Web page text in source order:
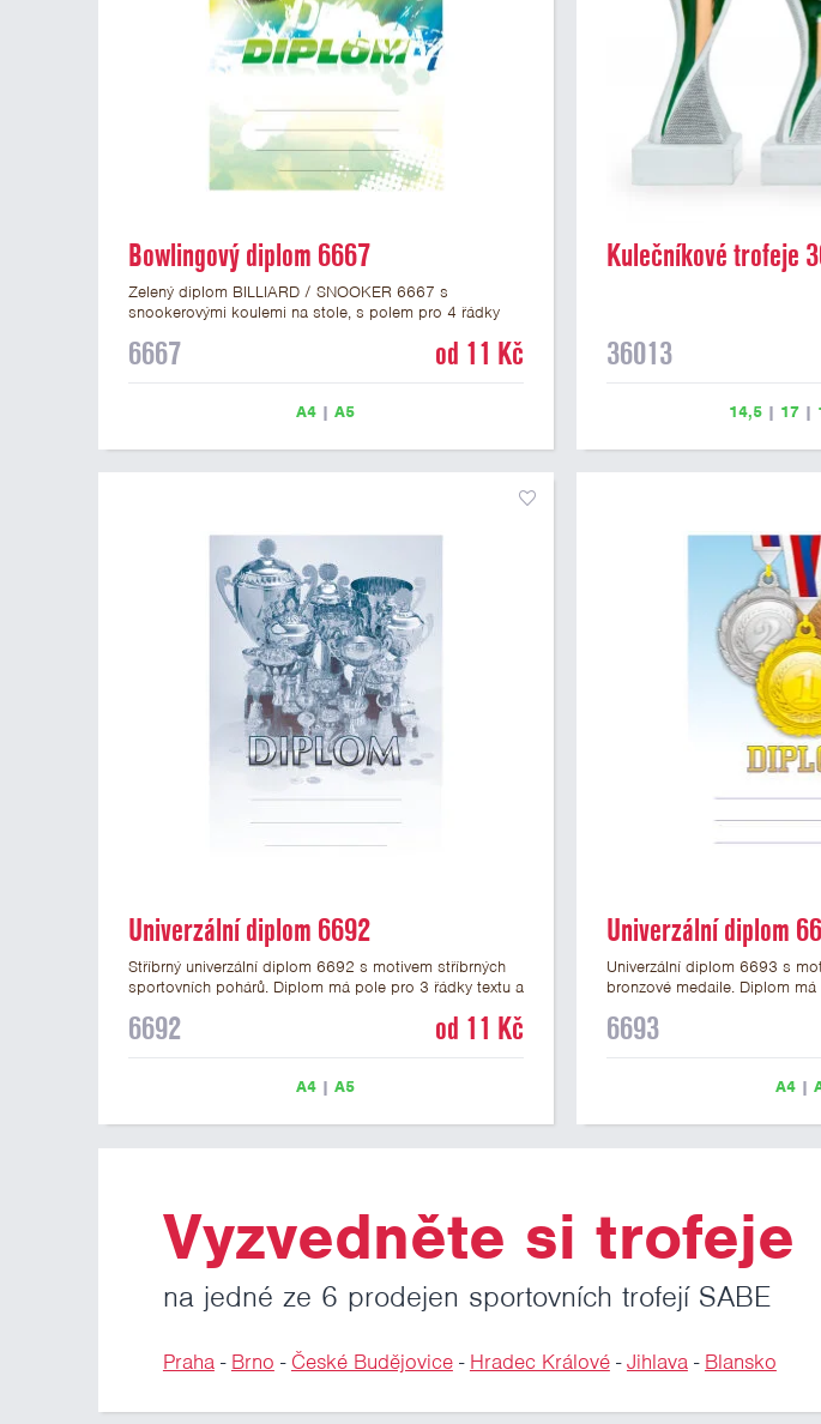
Bowlingový diplom 6667
Zelený diplom BILLIARD / SNOOKER 6667 s
snookerovými koulemi na stole, s polem pro 4 řádky
6667 máme ve formátu A4 a A5. Papírový diplom s
6667 od 11 Kč
A4 |A5
Kulečníkové trofeje
36013
14,5 | 17 |
Univerzální diplom 6692
Stříbrný univerzální diplom 6692 s motivem stříbrných
sportovních pohárů. Diplom má pole pro 3 řádky textu a
ve formátu A4 a A5. Tento univerzální diplom je vhodný
s univerzálním motivem pohárů má gramáž 250 g/m2.
6692 od 11 Kč
A4 |A5
Univerzální diplom
Univerzální diplom 6693 s
bronzové medaile. Diplom
formátu A4 a A5. Tento
univerzálním motivem
6693
A4|
Vyzvedněte si trofeje
na jedné ze 6 prodejen sportovních trofejí SABE
Praha- Brno - České Budějovice- Hradec Králové-Jihlava- Blansko